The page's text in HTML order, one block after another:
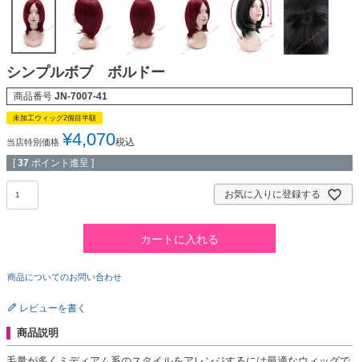
シンプルボブ ボルドー
商品番号 JN-7007-41
未加工ウィッグ2個目半額
当店特別価格 ¥4,070税込
[ 37 ポイント進呈 ]
お気に入りに登録する
カートに入れる
商品についてのお問い合わせ
レビューを書く
商品説明